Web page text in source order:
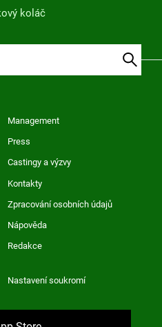
koláč
Management
Press
Castingy a výzvy
Kontakty
Zpracování osobních údajů
Nápověda
Redakce
Nastavení soukromí